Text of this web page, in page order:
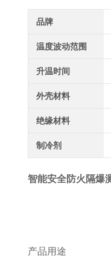
品牌
温度波动范围
升温时间
外壳材料
绝缘材料
制冷剂
智能安全防火隔爆
产品用途